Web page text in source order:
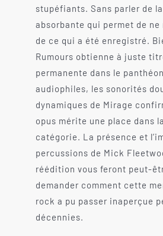
stupéfiants. Sans parler de
absorbante qui permet de ne
de ce qui a été enregistré.
Rumours obtienne à juste
permanente dans le
audiophiles, les sonorités
dynamiques de Mirage
opus mérite une place dans
catégorie. La présence et
percussions de Mick
réédition vous feront peut-
demander comment cette
rock a pu passer inaperçue
décennies.